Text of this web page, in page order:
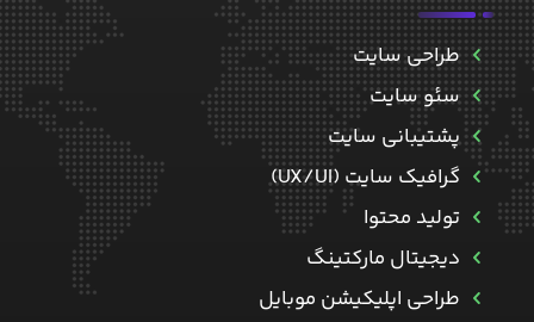
طراحی سایت
سئو سایت
پشتیبانی سایت
گرافیک سایت (UX/UI)
تولید محتوا
دیجیتال مارکتینگ
طراحی اپلیکیشن موبایل